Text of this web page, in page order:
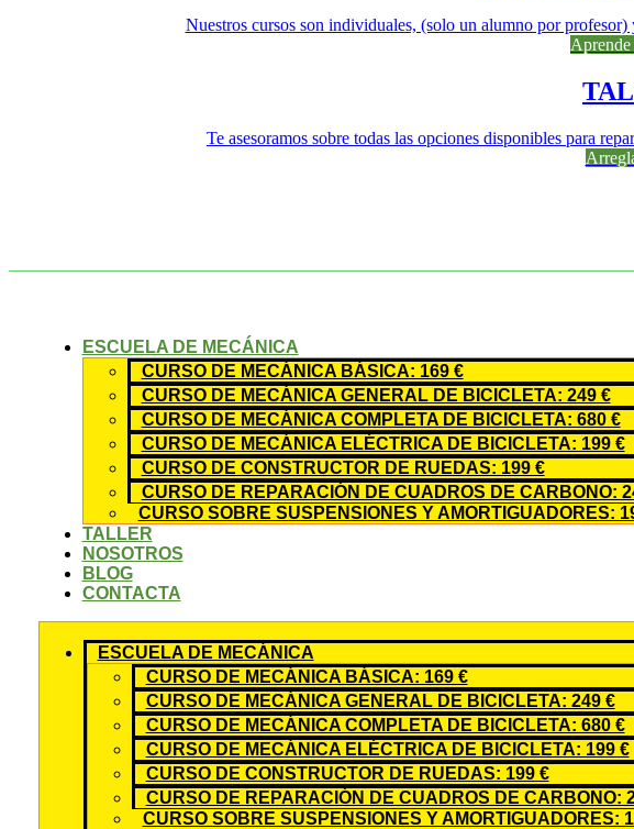
Nuestros cursos son individuales, (solo un alumno por
Aprende
Te asesoramos sobre todas las opciones disponibles para
ESCUELA DE MECÁNICA
CURSO DE MECÁNICA BÁSICA: 169 €
CURSO DE MECÁNICA GENERAL DE BICICLETA: 249 €
CURSO DE MECÁNICA COMPLETA DE BICICLETA: 680 €
CURSO DE MECÁNICA ELÉCTRICA DE BICICLETA: 199 €
CURSO DE CONSTRUCTOR DE RUEDAS: 199 €
CURSO DE REPARACIÓN DE CUADROS DE CARBONO:
CURSO SOBRE SUSPENSIONES Y AMORTIGUADORES:
TALLER
NOSOTROS
BLOG
CONTACTA
ESCUELA DE MECÁNICA
CURSO DE MECÁNICA BÁSICA: 169 €
CURSO DE MECÁNICA GENERAL DE BICICLETA: 249 €
CURSO DE MECÁNICA COMPLETA DE BICICLETA: 680 €
CURSO DE MECÁNICA ELÉCTRICA DE BICICLETA: 199 €
CURSO DE CONSTRUCTOR DE RUEDAS: 199 €
CURSO DE REPARACIÓN DE CUADROS DE CARBONO:
CURSO SOBRE SUSPENSIONES Y AMORTIGUADORES: